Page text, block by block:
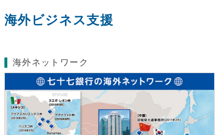
海外ビジネス支援
海外ネットワーク